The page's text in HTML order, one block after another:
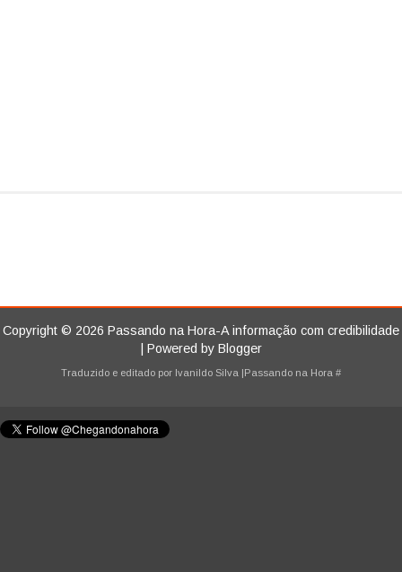
Copyright © 2026 Passando na Hora-A informação com credibilidade
| Powered by Blogger
Traduzido e editado por Ivanildo Silva |Passando na Hora #